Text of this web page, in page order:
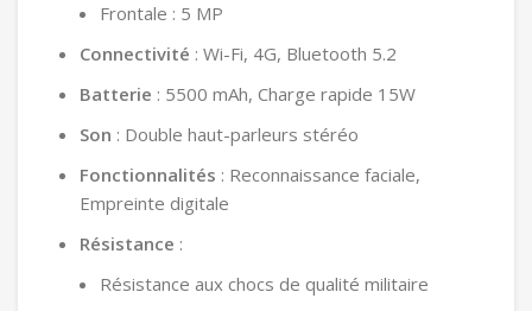
Frontale : 5 MP
Connectivité : Wi-Fi, 4G, Bluetooth 5.2
Batterie : 5500 mAh, Charge rapide 15W
Son : Double haut-parleurs stéréo
Fonctionnalités : Reconnaissance faciale,
Empreinte digitale
Résistance :
Résistance aux chocs de qualité militaire